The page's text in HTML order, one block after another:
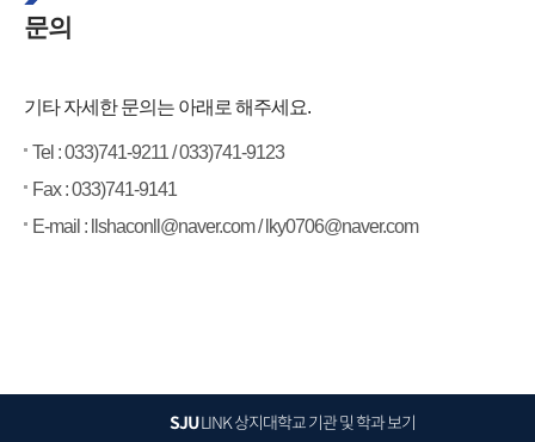
문의
기타 자세한 문의는 아래로 해주세요.
Tel : 033)741-9211 / 033)741-9123
Fax : 033)741-9141​
E-mail : llshaconll@naver.com / lky0706@naver.com
SJULINK상지대학교 기관 및 학과 보기